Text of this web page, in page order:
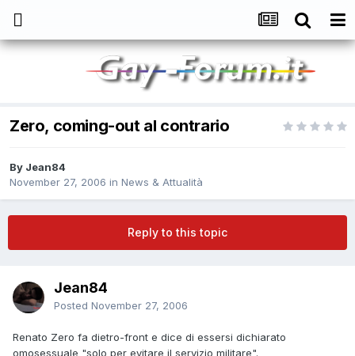
Zero, coming-out al contrario
By Jean84
November 27, 2006 in News & Attualità
Reply to this topic
Jean84
Posted November 27, 2006
Renato Zero fa dietro-front e dice di essersi dichiarato
omosessuale "solo per evitare il servizio militare".